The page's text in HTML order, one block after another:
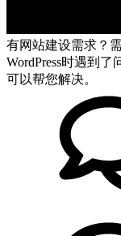
有网站建设需求？
WordPress时遇到了
可以帮您解决。